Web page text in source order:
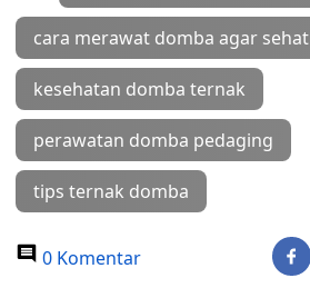
cara merawat domba agar sehat
kesehatan domba ternak
perawatan domba pedaging
tips ternak domba
0 Komentar